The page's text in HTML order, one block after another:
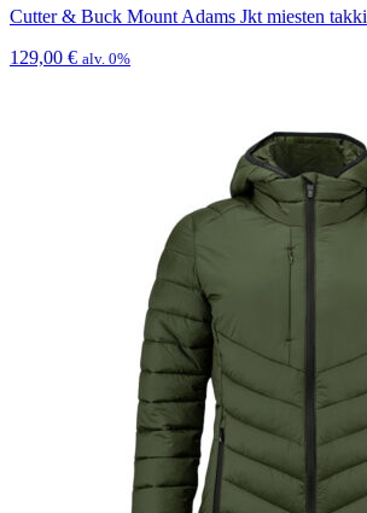
Cutter & Buck Mount Adams Jkt miesten takki
129,00 € alv. 0%